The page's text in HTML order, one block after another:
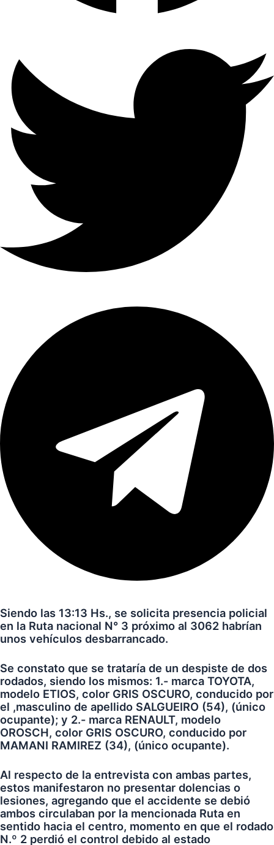
Siendo las 13:13 Hs., se solicita presencia policial
en la Ruta nacional N° 3 próximo al 3062 habrían
unos vehículos desbarrancado.
Se constato que se trataría de un despiste de dos
rodados, siendo los mismos: 1.- marca TOYOTA,
modelo ETIOS, color GRIS OSCURO, conducido por
el ,masculino de apellido SALGUEIRO (54), (único
ocupante); y 2.- marca RENAULT, modelo
OROSCH, color GRIS OSCURO, conducido por
MAMANI RAMIREZ (34), (único ocupante).
Al respecto de la entrevista con ambas partes,
estos manifestaron no presentar dolencias o
lesiones, agregando que el accidente se debió
ambos circulaban por la mencionada Ruta en
sentido hacia el centro, momento en que el rodado
N.º 2 perdió el control debido al estado